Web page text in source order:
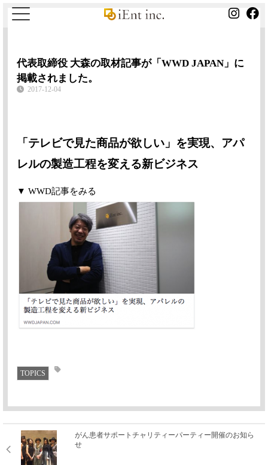
代表取締役 大森の取材記事が「WWD JAPAN」に
掲載されました。
2017-12-04
「テレビで見た商品が欲しい」を実現、アパ
レルの製造工程を変える新ビジネス
▼ WWD記事をみる
TOPICS
がん患者サポートチャリティーパーティー開催のお知ら
せ